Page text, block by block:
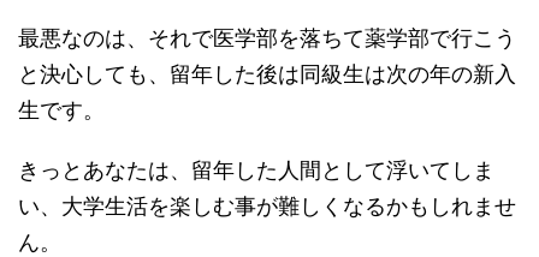
最悪なのは、それで医学部を落ちて薬学部で行こう
と決心しても、留年した後は同級生は次の年の新入
生です。
きっとあなたは、留年した人間として浮いてしま
い、大学生活を楽しむ事が難しくなるかもしれませ
ん。